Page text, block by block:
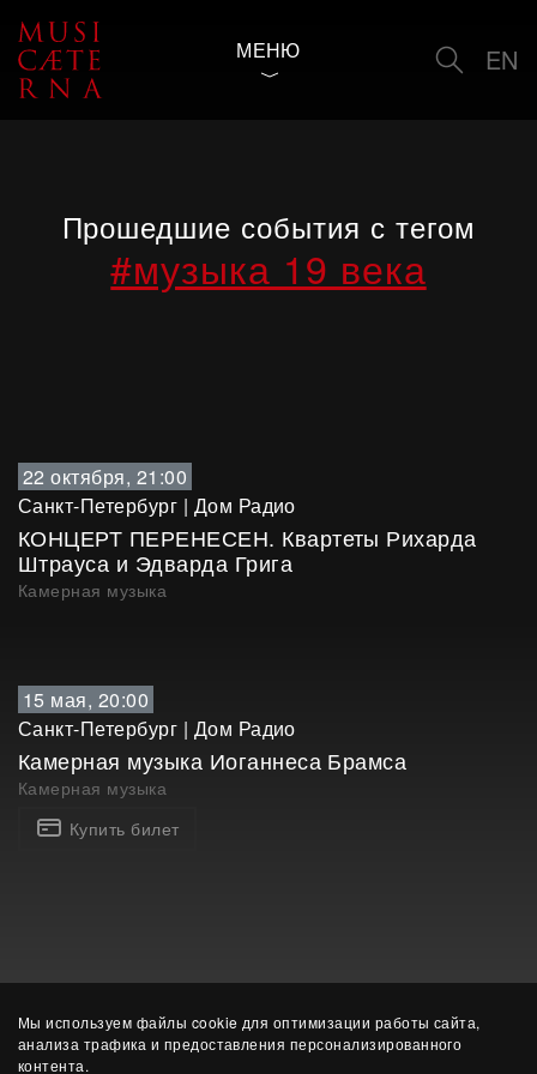
Мы используем файлы cookie для оптимизации работы сайта,
анализа трафика и предоставления персонализированного
контента.
МЕНЮ EN
Прошедшие события с тегом
#музыка 19 века
22 октября, 21:00
Санкт-Петербург | Дом Радио
КОНЦЕРТ ПЕРЕНЕСЕН. Квартеты Рихарда
Штрауса и Эдварда Грига
Камерная музыка
15 мая, 20:00
Санкт-Петербург | Дом Радио
Камерная музыка Иоганнеса Брамса
Камерная музыка
Купить билет